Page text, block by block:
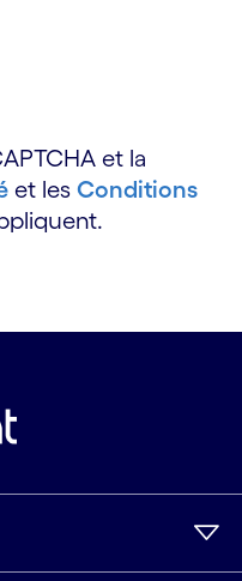
et la
et les Conditions